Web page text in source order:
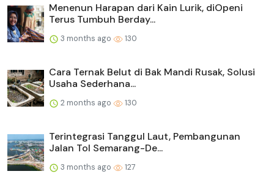
Menenun Harapan dari Kain Lurik, diOpeni
Terus Tumbuh Berday...
3 months ago 130
Cara Ternak Belut di Bak Mandi Rusak, Solusi
Usaha Sederhana...
2 months ago 130
Terintegrasi Tanggul Laut, Pembangunan
Jalan Tol Semarang-De...
3 months ago 127